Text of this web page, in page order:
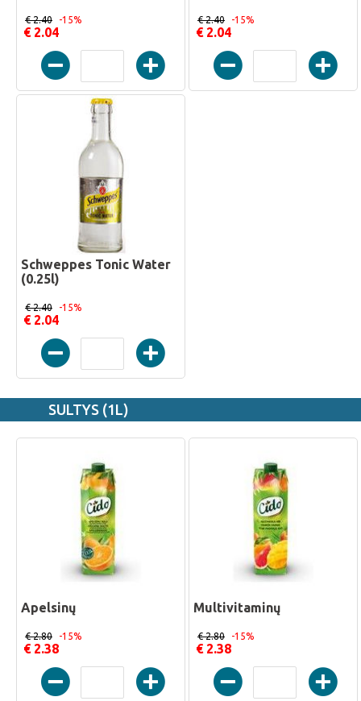
€ 2.04
€ 2.40 -15%
€ 2.04
€ 2.40 -15%
Schweppes Tonic Water
(0.25l)
€ 2.04
€ 2.40 -15%
SULTYS (1L)
Apelsinų
€ 2.38
€ 2.80 -15%
Multivitaminų
€ 2.38
€ 2.80 -15%